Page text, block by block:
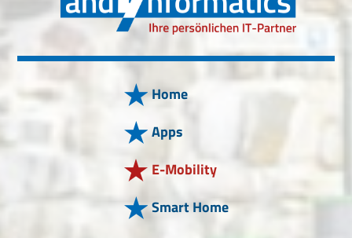
Home
Apps
E-Mobility
Smart Home